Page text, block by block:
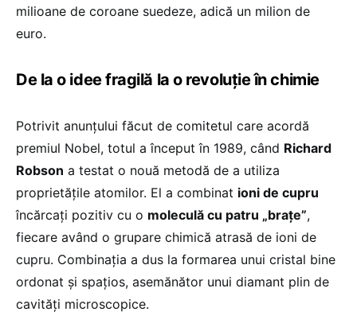
milioane de coroane suedeze, adică un milion de
euro.
De la o idee fragilă la o revoluție în chimie
Potrivit anunțului făcut de comitetul care acordă
premiul Nobel, totul a început în 1989, când Richard
Robson a testat o nouă metodă de a utiliza
proprietățile atomilor. El a combinat ioni de cupru
încărcați pozitiv cu o moleculă cu patru „brațe”,
fiecare având o grupare chimică atrasă de ioni de
cupru. Combinația a dus la formarea unui cristal bine
ordonat și spațios, asemănător unui diamant plin de
cavități microscopice.